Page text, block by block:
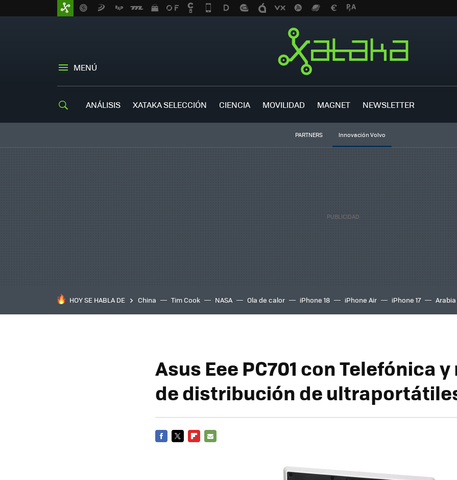
MENÚ
ANÁLISIS XATAKA SELECCIÓN CIENCIA MOVILIDAD MAGNET NEWSLETTER
PARTNERS Innovación Volvo
HOY SE HABLA DE China Tim Cook NASA Ola de calor iPhone 18 iPhone Air iPhone 17
Asus Eee PC701 con Telefónica
de distribución de